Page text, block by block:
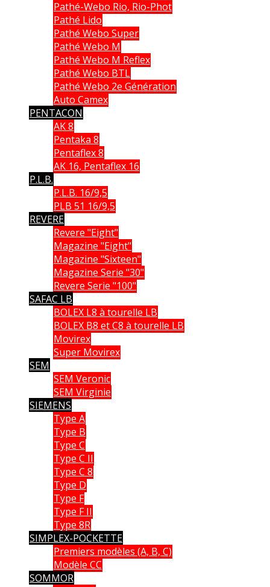
Pathé-Webo Rio, Rio-Phot
Pathé Lido
Pathé Webo Super
Pathé Webo M
Pathé Webo M Reflex
Pathé Webo BTL
Pathé Webo 2e Génération
Auto Camex
PENTACON
AK 8
Pentaka 8
Pentaflex 8
AK 16, Pentaflex 16
P.L.B.
P.L.B. 16/9,5
PLB 51 16/9,5
REVERE
Revere "Eight"
Magazine "Eight"
Magazine "Sixteen"
Magazine Serie "30"
Revere Serie "100"
SAFAC LB
BOLEX L8 à tourelle LB
BOLEX B8 et C8 à tourelle LB
Movirex
Super Movirex
SEM
SEM Veronic
SEM Virginie
SIEMENS
Type A
Type B
Type C
Type C II
Type C 8
Type D
Type F
Type F II
Type 8R
SIMPLEX-POCKETTE
Premiers modèles (A, B, C)
Modèle CC
SOMMOR